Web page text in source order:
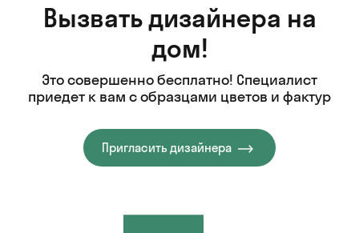
Вызвать дизайнера на
дом!
Это совершенно бесплатно! Специалист
приедет к вам с образцами цветов и фактур
Пригласить дизайнера